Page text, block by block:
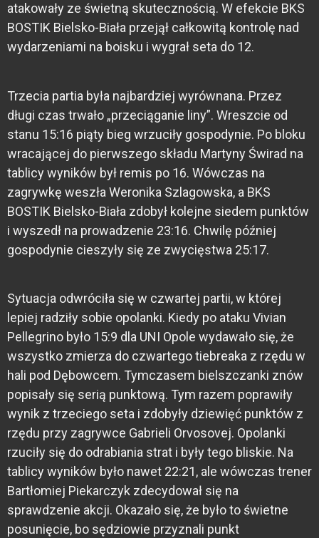
atakowały ze świetną skutecznością. W efekcie BKS
BOSTIK Bielsko-Biała przejął całkowitą kontrolę nad
wydarzeniami na boisku i wygrał seta do 12.
Trzecia partia była najbardziej wyrównana. Przez
długi czas trwało „przeciąganie liny”. Wreszcie od
stanu 15:16 piąty bieg wrzuciły gospodynie. Po bloku
wracającej do pierwszego składu Martyny Świrad na
tablicy wyników był remis po 16. Wówczas na
zagrywkę weszła Weronika Szlagowska, a BKS
BOSTIK Bielsko-Biała zdobył kolejne siedem punktów
i wyszedł na prowadzenie 23:16. Chwilę później
gospodynie cieszyły się ze zwycięstwa 25:17.
Sytuacja odwróciła się w czwartej partii, w której
lepiej radziły sobie opolanki. Kiedy po ataku Vivian
Pellegrino było 15:9 dla UNI Opole wydawało się, że
wszystko zmierza do czwartego tiebreaka z rzędu w
hali pod Dębowcem. Tymczasem bielszczanki znów
popisały się serią punktową. Tym razem poprawiły
wynik z trzeciego seta i zdobyły dziewięć punktów z
rzędu przy zagrywce Gabrieli Orvosovej. Opolanki
rzuciły się do odrabiania strat i były tego bliskie. Na
tablicy wyników było nawet 22:21, ale wówczas trener
Bartłomiej Piekarczyk zdecydował się na
sprawdzenie akcji. Okazało się, że było to świetne
posunięcie, bo sędziowie przyznali punkt